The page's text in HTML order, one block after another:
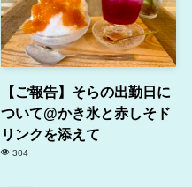
【ご報告】そらの出勤日に
ついて@かき氷と赤しそド
リンクを添えて
304